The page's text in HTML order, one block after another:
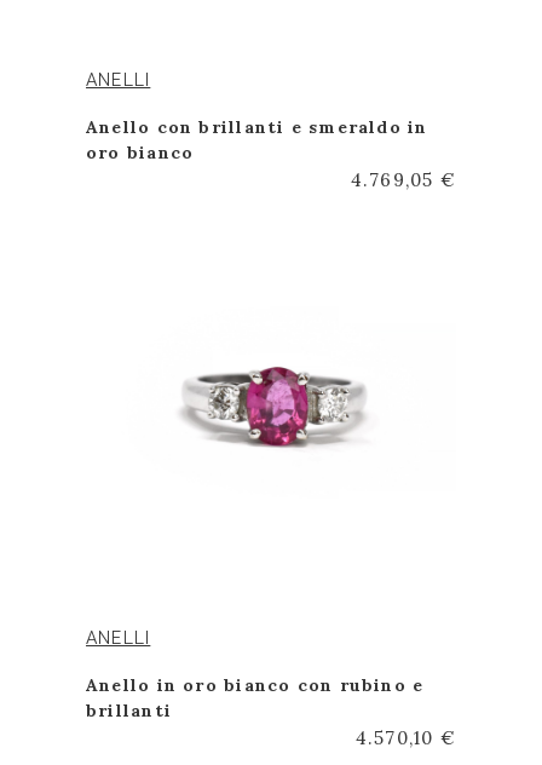
ANELLI
Anello con brillanti e smeraldo in
oro bianco
4.769,05 €
ANELLI
Anello in oro bianco con rubino e
brillanti
4.570,10 €